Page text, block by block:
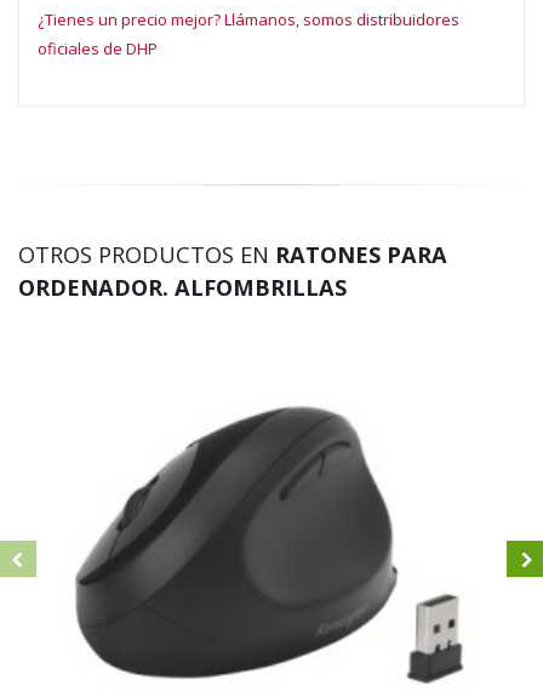
¿Tienes un precio mejor? Llámanos, somos distribuidores
oficiales de DHP
OTROS PRODUCTOS EN RATONES PARA
ORDENADOR. ALFOMBRILLAS